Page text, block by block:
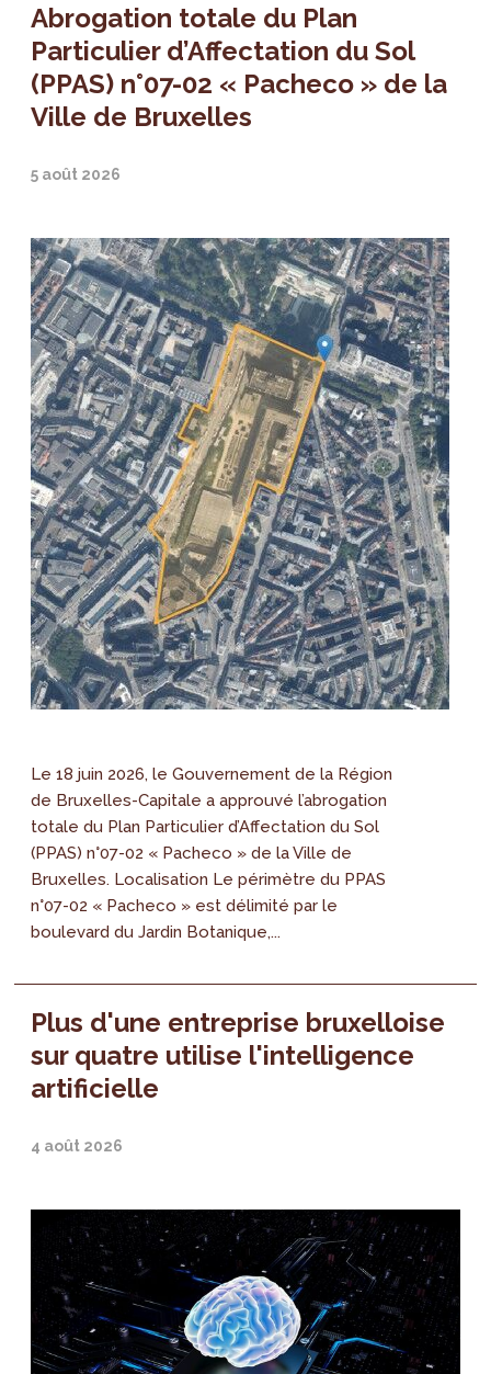
Abrogation totale du Plan
Particulier d’Affectation du Sol
(PPAS) n°07-02 « Pacheco » de la
Ville de Bruxelles
5 août 2026
Le 18 juin 2026, le Gouvernement de la Région
de Bruxelles-Capitale a approuvé l’abrogation
totale du Plan Particulier d’Affectation du Sol
(PPAS) n°07-02 « Pacheco » de la Ville de
Bruxelles. Localisation Le périmètre du PPAS
n°07-02 « Pacheco » est délimité par le
boulevard du Jardin Botanique,...
Plus d'une entreprise bruxelloise
sur quatre utilise l'intelligence
artificielle
4 août 2026